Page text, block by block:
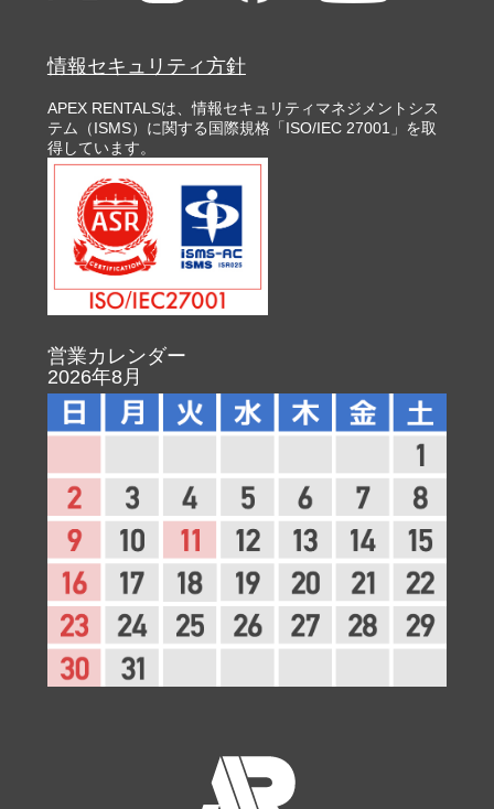
情報セキュリティ方針
APEX RENTALSは、情報セキュリティマネジメントシス
テム（ISMS）に関する国際規格「ISO/IEC 27001」を取
得しています。
営業カレンダー
2026年8月